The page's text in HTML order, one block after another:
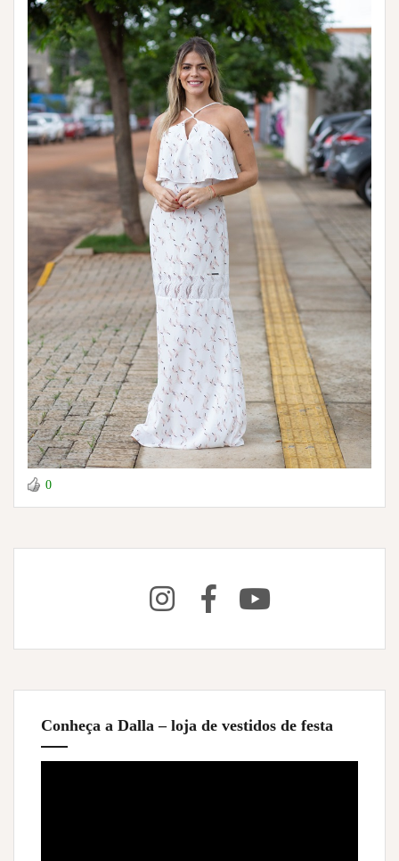
0
Conheça a Dalla – loja de vestidos de festa